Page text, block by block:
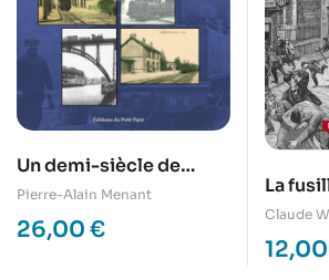
Un demi-siècle de
petits trains en
Mayenne
Pierre-Alain Menant
26,00 €
La
des
1891
Claude
12,00